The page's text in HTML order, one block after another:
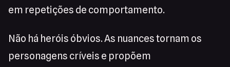
em repetições de comportamento.
Não há heróis óbvios. As nuances tornam os
personagens críveis e propõem